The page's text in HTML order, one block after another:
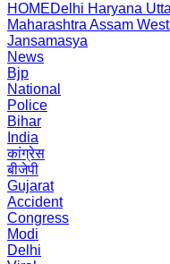
HOMEDelhi Haryana
Maharashtra Assam
Jansamasya
News
Bjp
National
Police
Bihar
India
कांग्रेस
बीजेपी
Gujarat
Accident
Congress
Modi
Delhi